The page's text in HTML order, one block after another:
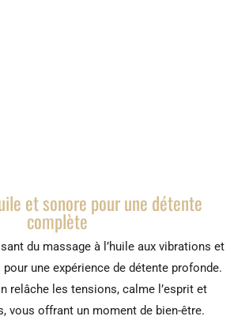
et sonore pour une détente
complète
du massage à l’huile aux vibrations et
une expérience de détente profonde.
relâche les tensions, calme l’esprit et
vous offrant un moment de bien-être.